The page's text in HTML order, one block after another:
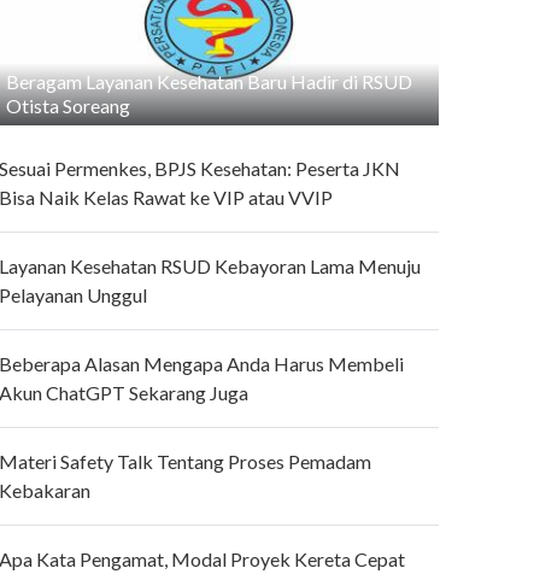
Beragam Layanan Kesehatan Baru Hadir di RSUD
Otista Soreang
Permenkes, BPJS Kesehatan: Peserta JKN
Naik Kelas Rawat ke VIP atau VVIP
Kesehatan RSUD Kebayoran Lama Menuju
Unggul
Alasan Mengapa Anda Harus Membeli
ChatGPT Sekarang Juga
Safety Talk Tentang Proses Pemadam
Kata Pengamat, Modal Proyek Kereta Cepat